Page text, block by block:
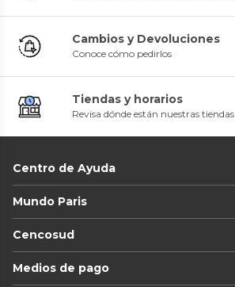
Cambios y Devoluciones
Conoce cómo pedirlos
Tiendas y horarios
Revisa dónde están nuestras tiendas
Centro de Ayuda
Mundo Paris
Cencosud
Medios de pago